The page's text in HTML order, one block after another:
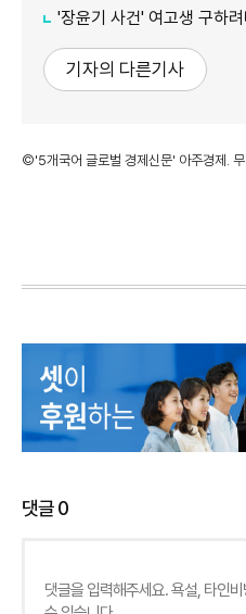
'장윤기 사건' 여고생 구하려다
기자의 다른기사
©'5개국어 글로벌 경제신문' 아주경제. 무
댓글0